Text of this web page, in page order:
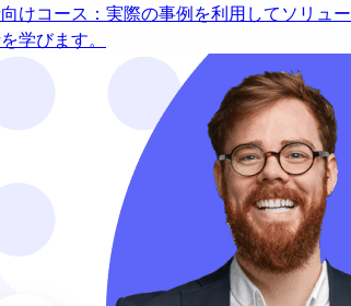
けコース：実際の事例を利用してソリュ
学びます。